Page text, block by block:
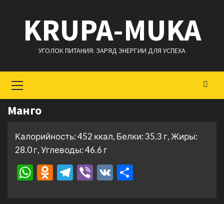
содержимому
KRUPA-MUKA
УГОЛОК ПИТАНИЯ: ЗАРЯД ЭНЕРГИИ ДЛЯ УСПЕХА
меню
Манго
Калорийность: 452 ккал, Белки: 35.3 г, Жиры:
28.0 г, Углеводы: 46.6 г
WhatsApp
Odnoklassniki
Telegram
Viber
VK